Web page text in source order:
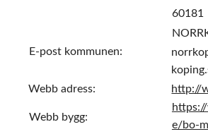
E-post kommunen:
Webb adress:
Webb bygg:
60181
http://
e/bo-